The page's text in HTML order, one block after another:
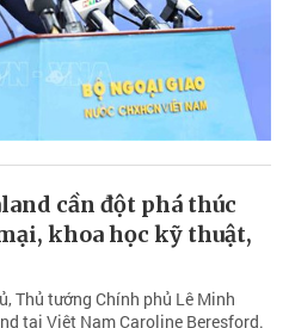
cần đột phá thúc
khoa học kỹ thuật,
Thủ tướng Chính phủ Lê Minh
tại Việt Nam Caroline Beresford.